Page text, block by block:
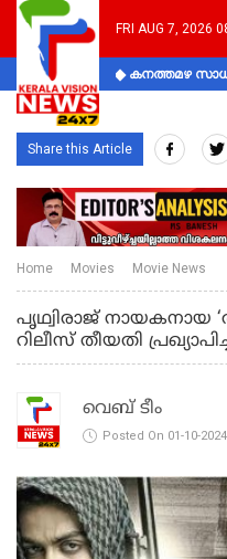
FRI AUG 7, 2026
കനത്തമഴ
Share this Article
Home Movies Movie News
പൃഥ്വിരാജ് നായകനായ
റിലീസ് തീയതി
വെബ് ടീം
Posted On 01-10-2024